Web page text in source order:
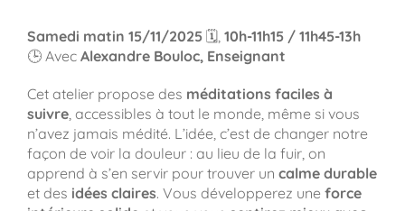
Samedi matin 15/11/2025🗓️, 10h-11h15 / 11h45-13h
🕒 Avec Alexandre Bouloc, Enseignant
Cet atelier propose des méditations faciles à
suivre, accessibles à tout le monde, même si vous
n’avez jamais médité. L’idée, c’est de changer notre
façon de voir la douleur : au lieu de la fuir, on
apprend à s’en servir pour trouver un calme durable
et des idées claires. Vous développerez une force